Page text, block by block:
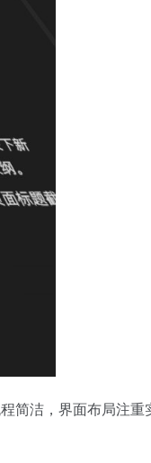
简洁，界面布局注重